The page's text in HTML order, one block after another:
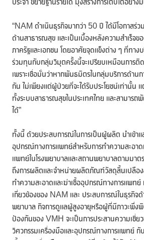
ประจำ ขยายฐานรายได้ มุ่งสร้างการเติบโตอย่าง
“NAM ดำเนินธุรกิจมากว่า 50 ปี ได้มีโอกาสร่
ด้านสาธารณสุข และเป็นเบื้องหลังความสำเร็จข
ภาครัฐและเอกชน โดยอาศัยจุดแข็งต่าง ๆ ที่ทาง
ร่วมทุนกับกลุ่มวิมุตครั้งนี้จะเปรียบเหมือนการติ
เพราะเชื่อมั่นว่าหากพันธมิตรในกลุ่มบริการด้าน
กัน ไม่เพียงแต่ผู้ป่วยที่จะได้รับประโยชน์เท่านั้น
ทั้งระบบสาธารณสุขในประเทศไทย และสามาร
ได้”
ทั้งนี้ ด้วยประสบการณ์ในการเป็นผู้ผลิต นำเข้าแ
อุปกรณ์ทางการแพทย์สำหรับการทำความสะอา
แพทย์ในโรงพยาบาลและสถานพยาบาลตามมา
ถึงการผลิตและจำหน่ายผลิตภัณฑ์วัสดุสิ้นเปลือง
ทำความสะอาดและฆ่าเชื้ออุปกรณ์ทางการแพทย์
เกี่ยวข้องของ NAM และ ประสบการณ์ในธุรกิจด้
พยาบาล กิจการดูแลผู้สูงอายุหรือผู้ที่มีภาวะพึ่งพิ
ป้องกันของ VMH จะเป็นการประสานความเชี่ย
วิศวกรรมเครื่องมือและอุปกรณ์ทางการแพทย์